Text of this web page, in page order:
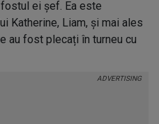
ei șef. Ea este
Katherine, Liam, și mai ales
au fost plecați în turneu cu